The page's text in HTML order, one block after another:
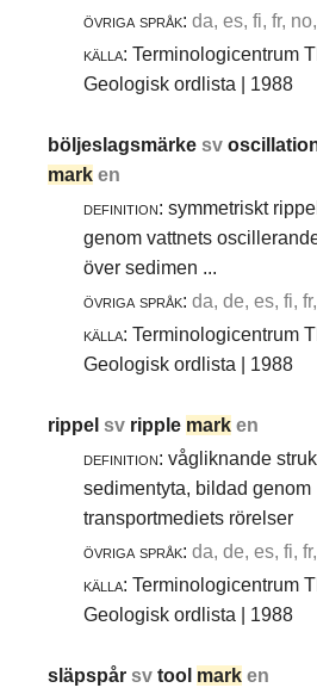
övriga språk: da, es, fi, fr,
källa: Terminologicentrum
Geologisk ordlista | 1988
böljeslagsmärkesv
mark en
definition: symmetriskt
genom vattnets
över sedimen ...
övriga språk: da, de, es, fi,
källa: Terminologicentrum
Geologisk ordlista | 1988
rippelsv ripple mark en
definition: vågliknande
sedimentyta, bildad genom
transportmediets rörelser
övriga språk: da, de, es, fi,
källa: Terminologicentrum
Geologisk ordlista | 1988
släpspårsvtool mark en